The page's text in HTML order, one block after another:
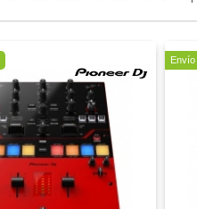
Envío